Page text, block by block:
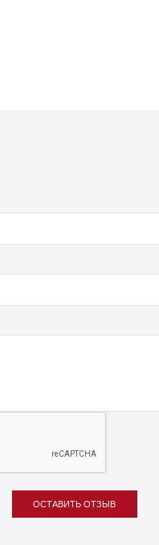
ОСТАВИТЬ ОТЗЫВ